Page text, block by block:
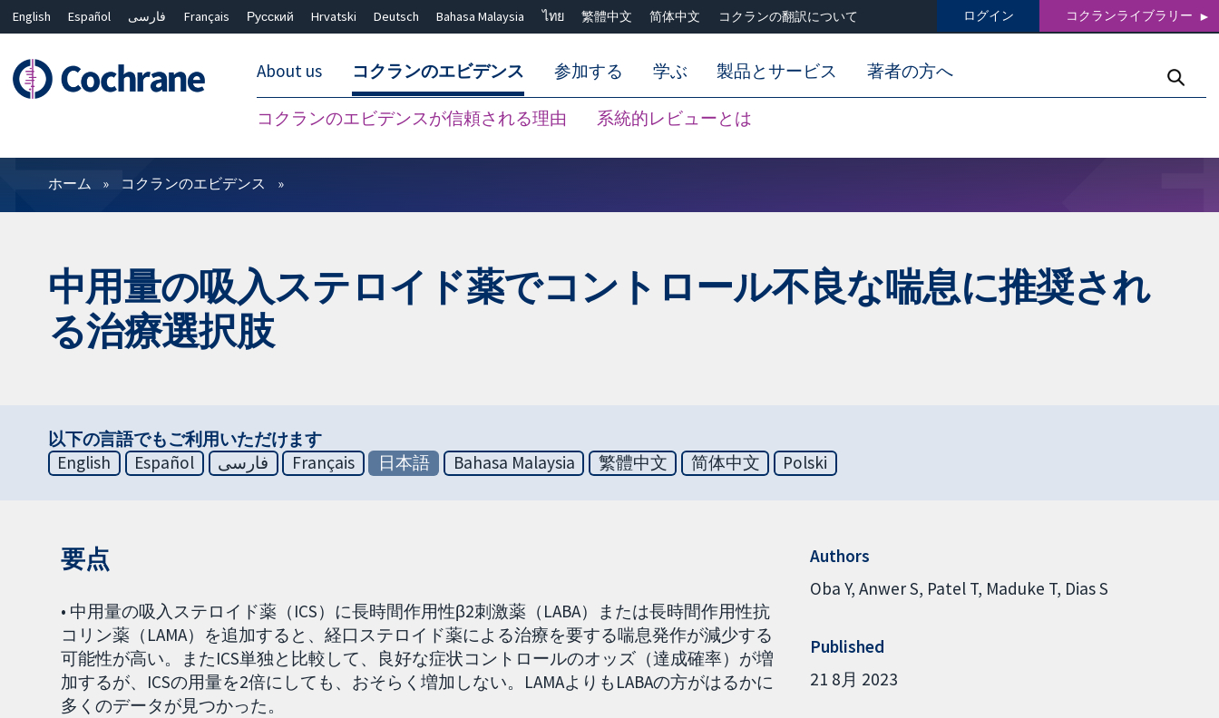
English Español فارسی Français Русский Hrvatski Deutsch Bahasa Malaysia ไทย 繁體中文 简体中文 コクランの翻訳について ログイン コクランライブラリー
About us コクランのエビデンス
コクランのエビデンスが信頼される理由 系統的レビューとは
参加する 学ぶ 製品とサービス 著者の方へ
フィルター
ホーム コクランのエビデンス
中用量の吸入ステロイド薬でコントロール不良な喘息に推奨され
る治療選択肢
以下の言語でもご利用いただけます
English
Español فارسی Français 日本語 Bahasa Malaysia 繁體中文 简体中文 Polski
要点
• 中用量の吸入ステロイド薬（ICS）に長時間作用性β2刺激薬（LABA）または長時間作用性抗
コリン薬（LAMA）を追加すると、経口ステロイド薬による治療を要する喘息発作が減少する
可能性が高い。またICS単独と比較して、良好な症状コントロールのオッズ（達成確率）が増
加するが、ICSの用量を2倍にしても、おそらく増加しない。LAMAよりもLABAの方がはるかに
多くのデータが見つかった。
Authors
Oba Y Anwer S Patel T Maduke T Dias S
Published
21 8月 2023